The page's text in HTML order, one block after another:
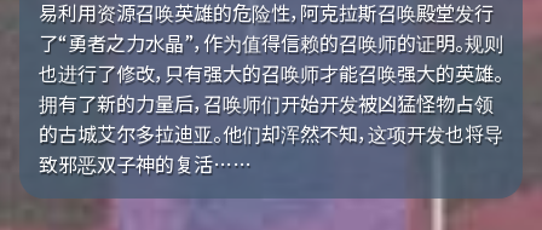
易利用资源召唤英雄的危险性，阿克拉斯召唤殿堂发行
了“勇者之力水晶”，作为值得信赖的召唤师的证明。规则
也进行了修改，只有强大的召唤师才能召唤强大的英雄。
拥有了新的力量后，召唤师们开始开发被凶猛怪物占领
的古城艾尔多拉迪亚。他们却浑然不知，这项开发也将导
致邪恶双子神的复活……